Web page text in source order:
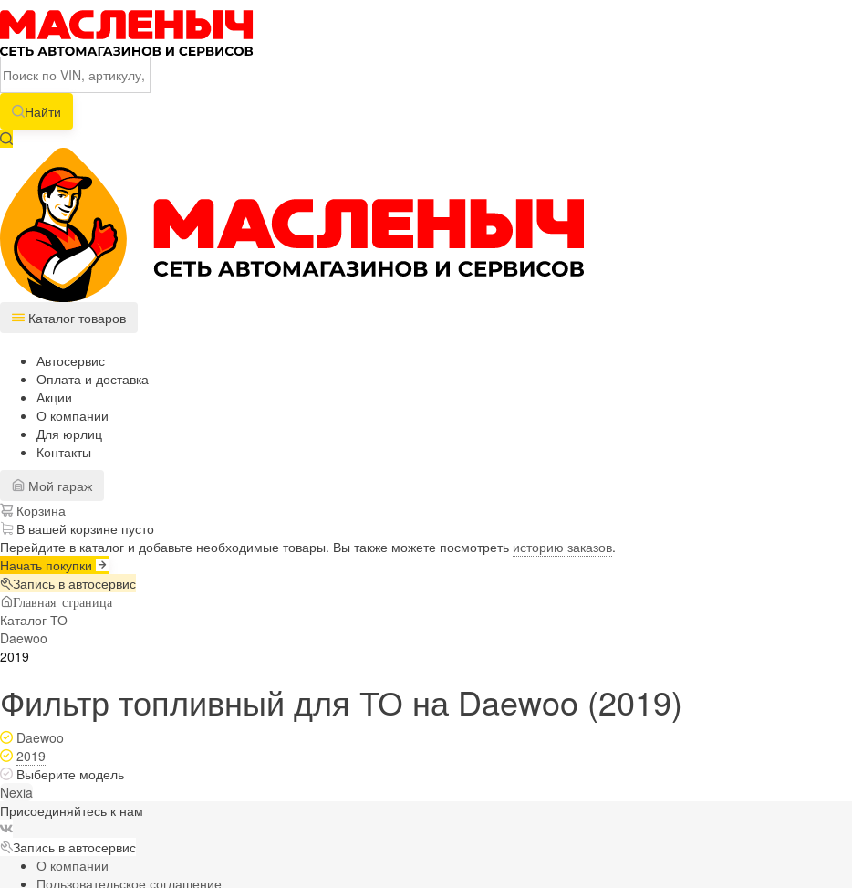
Найти
Каталог товаров
Автосервис
Оплата и доставка
Акции
О компании
Для юрлиц
Контакты
Мой гараж
Корзина
В вашей корзине пусто
Перейдите в каталог и добавьте необходимые товары. Вы также можете посмотреть историю заказов.
Начать покупки
Запись в автосервис
Главная страница
Каталог ТО
Daewoo
2019
Фильтр топливный для ТО на Daewoo (2019)
Daewoo
2019
Выберите модель
Nexia
Присоединяйтесь к нам
Запись в автосервис
О компании
Пользовательское соглашение